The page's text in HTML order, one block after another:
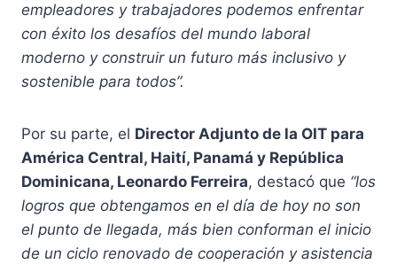
empleadores y trabajadores podemos enfrentar
con éxito los desafíos del mundo laboral
moderno y construir un futuro más inclusivo y
sostenible para todos”.
Por su parte, el Director Adjunto de la OIT para
América Central, Haití, Panamá y República
Dominicana, Leonardo Ferreira, destacó que “los
logros que obtengamos en el día de hoy no son
el punto de llegada, más bien conforman el inicio
de un ciclo renovado de cooperación y asistencia